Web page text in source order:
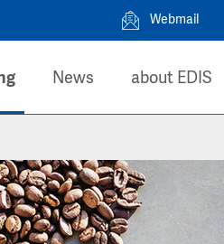
Webmail
News about EDIS